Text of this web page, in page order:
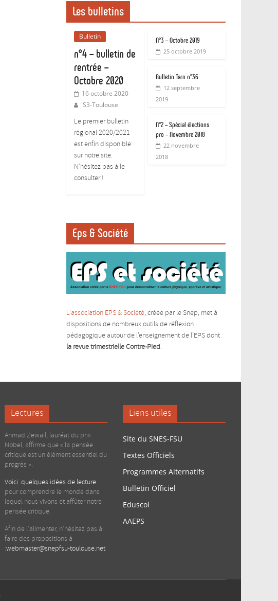
Les bulletins
Bulletin
n°4 – bulletin de
rentrée –
Octobre 2020
16 octobre 2020
S3-Toulouse
Le premier bulletin
régional 2020/2021
est enfin disponible
sur notre site.
N’hésitez pas à le
consulter !
N°3 – Octobre 2019
25 octobre 2019
Bulletin Tarn n°36
12 septembre
2019
N°2 – Spécial élections
pro – Novembre 2018
22 novembre
2018
Eps & Société
L’association EPS & Société, créée par le Snep, met à
dispositions de nombreux outils de réflexion
pédagogique autour de l’enseignement de l’EPS dont
la revue trimestrielle Contre-Pied.
Lectures
Ahmad Zewail, lauréat du prix
Nobel, affirme que « la pensée
critique est un élément essentiel du
progrès ».
Voici quelques idées de lecture
pour comprendre le monde dans
lequel nous vivons et affûter notre
pensée critique.
Afin de l’alimenter, n’hésitez pas à
faire des propositions à
:webmaster@snepfsu-toulouse.net
Liens utiles
Site du SNES-FSU
Textes Officiels
Programmes Alternatifs
Bulletin Officiel
Eduscol
AAEPS